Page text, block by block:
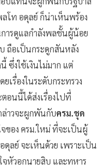
โท อดุลย์ ก็น่าเห็นพร้อง
ารดูแลกำลังพลชั้นผู้น้อย
ถือเป็นกระดูกสันหลัง
ซึ่งใช้เงินไม่มาก แต่
เรื่องในระดับกระทรวง
อนนี้ได้ส่งเรื่องไปที่
ล่าวจะผูกพันกับครม.ชุด
ของ ครม.ใหม่ ที่จะเป็นผู้
ลย์ จะเห็นด้วย เพราะเป็น
จหัวอกนายสิบ และทหาร